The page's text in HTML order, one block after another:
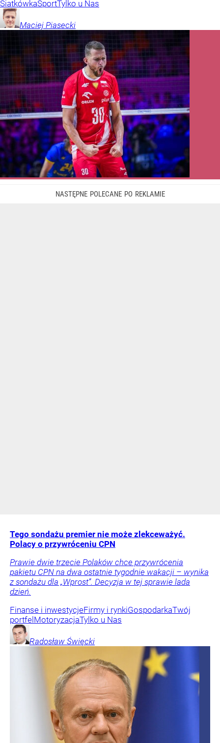
SiatkówkaSportTylko u Nas
Maciej Piasecki
Tego sondażu premier nie może zlekceważyć.
Polacy o przywróceniu CPN
Prawie dwie trzecie Polaków chce przywrócenia
pakietu CPN na dwa ostatnie tygodnie wakacji – wynika
z sondażu dla „Wprost”. Decyzja w tej sprawie lada
dzień.
Finanse i inwestycjeFirmy i rynkiGospodarkaTwój
portfel MotoryzacjaTylko u Nas
Radosław Święcki